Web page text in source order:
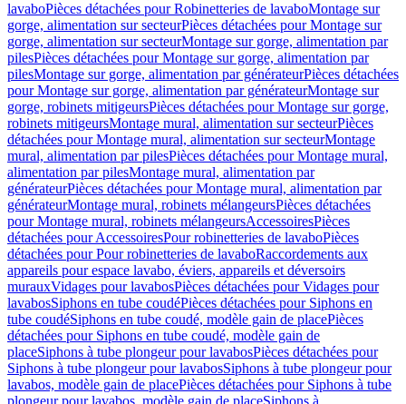
lavaboPièces détachées pour Robinetteries de lavaboMontage sur
gorge, alimentation sur secteurPièces détachées pour Montage sur
gorge, alimentation sur secteurMontage sur gorge, alimentation par
pilesPièces détachées pour Montage sur gorge, alimentation par
pilesMontage sur gorge, alimentation par générateurPièces détachées
pour Montage sur gorge, alimentation par générateurMontage sur
gorge, robinets mitigeursPièces détachées pour Montage sur gorge,
robinets mitigeursMontage mural, alimentation sur secteurPièces
détachées pour Montage mural, alimentation sur secteurMontage
mural, alimentation par pilesPièces détachées pour Montage mural,
alimentation par pilesMontage mural, alimentation par
générateurPièces détachées pour Montage mural, alimentation par
générateurMontage mural, robinets mélangeursPièces détachées
pour Montage mural, robinets mélangeursAccessoiresPièces
détachées pour AccessoiresPour robinetteries de lavaboPièces
détachées pour Pour robinetteries de lavaboRaccordements aux
appareils pour espace lavabo, éviers, appareils et déversoirs
murauxVidages pour lavabosPièces détachées pour Vidages pour
lavabosSiphons en tube coudéPièces détachées pour Siphons en
tube coudéSiphons en tube coudé, modèle gain de placePièces
détachées pour Siphons en tube coudé, modèle gain de
placeSiphons à tube plongeur pour lavabosPièces détachées pour
Siphons à tube plongeur pour lavabosSiphons à tube plongeur pour
lavabos, modèle gain de placePièces détachées pour Siphons à tube
plongeur pour lavabos, modèle gain de placeSiphons à